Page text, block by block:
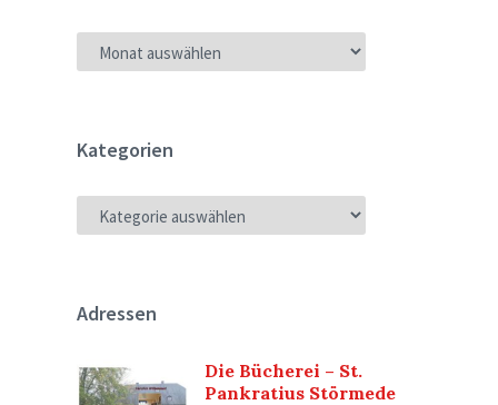
Kategorien
Adressen
Die Bücherei – St.
Pankratius Störmede